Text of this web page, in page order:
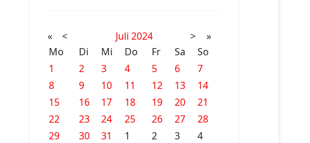
« < Juli 2024 >
»
Mo
Di Mi Do Fr Sa
So
1
2 3 4 5 6
7
8
9 10 11 12 13
14
15
16 17 18 19 20
21
22
23 24 25 26 27
28
29
30 31 1 2 3 4